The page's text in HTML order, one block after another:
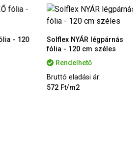
- 120
Solflex NYÁR légpárnás
fólia - 120 cm széles
Rendelhető
Bruttó eladási ár:
572 Ft/m2